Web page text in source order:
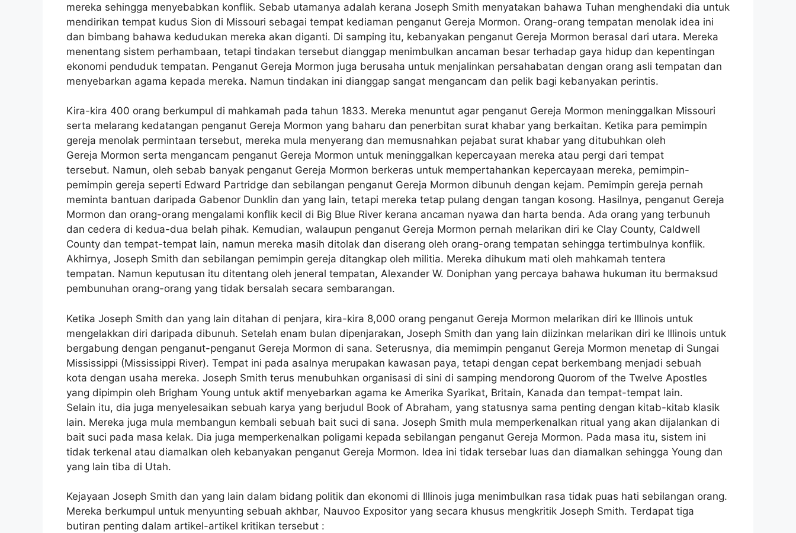
mereka sehingga menyebabkan konflik. Sebab utamanya adalah kerana Joseph Smith menyatakan bahawa Tuhan menghendaki dia untuk
mendirikan tempat kudus Sion di Missouri sebagai tempat kediaman penganut Gereja Mormon. Orang-orang tempatan menolak idea ini
dan bimbang bahawa kedudukan mereka akan diganti. Di samping itu, kebanyakan penganut Gereja Mormon berasal dari utara. Mereka
menentang sistem perhambaan, tetapi tindakan tersebut dianggap menimbulkan ancaman besar terhadap gaya hidup dan kepentingan
ekonomi penduduk tempatan. Penganut Gereja Mormon juga berusaha untuk menjalinkan persahabatan dengan orang asli tempatan dan
menyebarkan agama kepada mereka. Namun tindakan ini dianggap sangat mengancam dan pelik bagi kebanyakan perintis.
Kira-kira 400 orang berkumpul di mahkamah pada tahun 1833. Mereka menuntut agar penganut Gereja Mormon meninggalkan Missouri
serta melarang kedatangan penganut Gereja Mormon yang baharu dan penerbitan surat khabar yang berkaitan. Ketika para pemimpin
gereja menolak permintaan tersebut, mereka mula menyerang dan memusnahkan pejabat surat khabar yang ditubuhkan oleh
Gereja Mormon serta mengancam penganut Gereja Mormon untuk meninggalkan kepercayaan mereka atau pergi dari tempat
tersebut. Namun, oleh sebab banyak penganut Gereja Mormon berkeras untuk mempertahankan kepercayaan mereka, pemimpin-
pemimpin gereja seperti Edward Partridge dan sebilangan penganut Gereja Mormon dibunuh dengan kejam. Pemimpin gereja pernah
meminta bantuan daripada Gabenor Dunklin dan yang lain, tetapi mereka tetap pulang dengan tangan kosong. Hasilnya, penganut Gereja
Mormon dan orang-orang mengalami konflik kecil di Big Blue River kerana ancaman nyawa dan harta benda. Ada orang yang terbunuh
dan cedera di kedua-dua belah pihak. Kemudian, walaupun penganut Gereja Mormon pernah melarikan diri ke Clay County, Caldwell
County dan tempat-tempat lain, namun mereka masih ditolak dan diserang oleh orang-orang tempatan sehingga tertimbulnya konflik.
Akhirnya, Joseph Smith dan sebilangan pemimpin gereja ditangkap oleh militia. Mereka dihukum mati oleh mahkamah tentera
tempatan. Namun keputusan itu ditentang oleh jeneral tempatan, Alexander W. Doniphan yang percaya bahawa hukuman itu bermaksud
pembunuhan orang-orang yang tidak bersalah secara sembarangan.
Ketika Joseph Smith dan yang lain ditahan di penjara, kira-kira 8,000 orang penganut Gereja Mormon melarikan diri ke Illinois untuk
mengelakkan diri daripada dibunuh. Setelah enam bulan dipenjarakan, Joseph Smith dan yang lain diizinkan melarikan diri ke Illinois untuk
bergabung dengan penganut-penganut Gereja Mormon di sana. Seterusnya, dia memimpin penganut Gereja Mormon menetap di Sungai
Mississippi (Mississippi River). Tempat ini pada asalnya merupakan kawasan paya, tetapi dengan cepat berkembang menjadi sebuah
kota dengan usaha mereka. Joseph Smith terus menubuhkan organisasi di sini di samping mendorong Quorom of the Twelve Apostles
yang dipimpin oleh Brigham Young untuk aktif menyebarkan agama ke Amerika Syarikat, Britain, Kanada dan tempat-tempat lain.
Selain itu, dia juga menyelesaikan sebuah karya yang berjudul Book of Abraham, yang statusnya sama penting dengan kitab-kitab klasik
lain. Mereka juga mula membangun kembali sebuah bait suci di sana. Joseph Smith mula memperkenalkan ritual yang akan dijalankan di
bait suci pada masa kelak. Dia juga memperkenalkan poligami kepada sebilangan penganut Gereja Mormon. Pada masa itu, sistem ini
tidak terkenal atau diamalkan oleh kebanyakan penganut Gereja Mormon. Idea ini tidak tersebar luas dan diamalkan sehingga Young dan
yang lain tiba di Utah.
Kejayaan Joseph Smith dan yang lain dalam bidang politik dan ekonomi di Illinois juga menimbulkan rasa tidak puas hati sebilangan orang.
Mereka berkumpul untuk menyunting sebuah akhbar, Nauvoo Expositor yang secara khusus mengkritik Joseph Smith. Terdapat tiga
butiran penting dalam artikel-artikel kritikan tersebut :